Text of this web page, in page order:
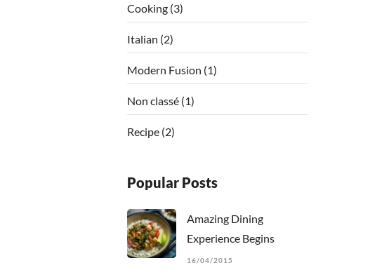
Cooking (3)
Italian (2)
Modern Fusion (1)
Non classé (1)
Recipe (2)
Popular Posts
Amazing Dining
Experience Begins
16/04/2015